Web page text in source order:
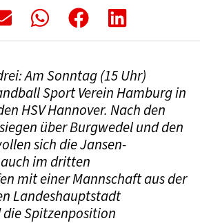
Am Sonntag (15 Uhr)
Sport Verein Hamburg in
HSV Hannover. Nach den
über Burgwedel und den
sich die Jansen-
im dritten
mit einer Mannschaft aus der
Landeshauptstadt
Spitzenposition